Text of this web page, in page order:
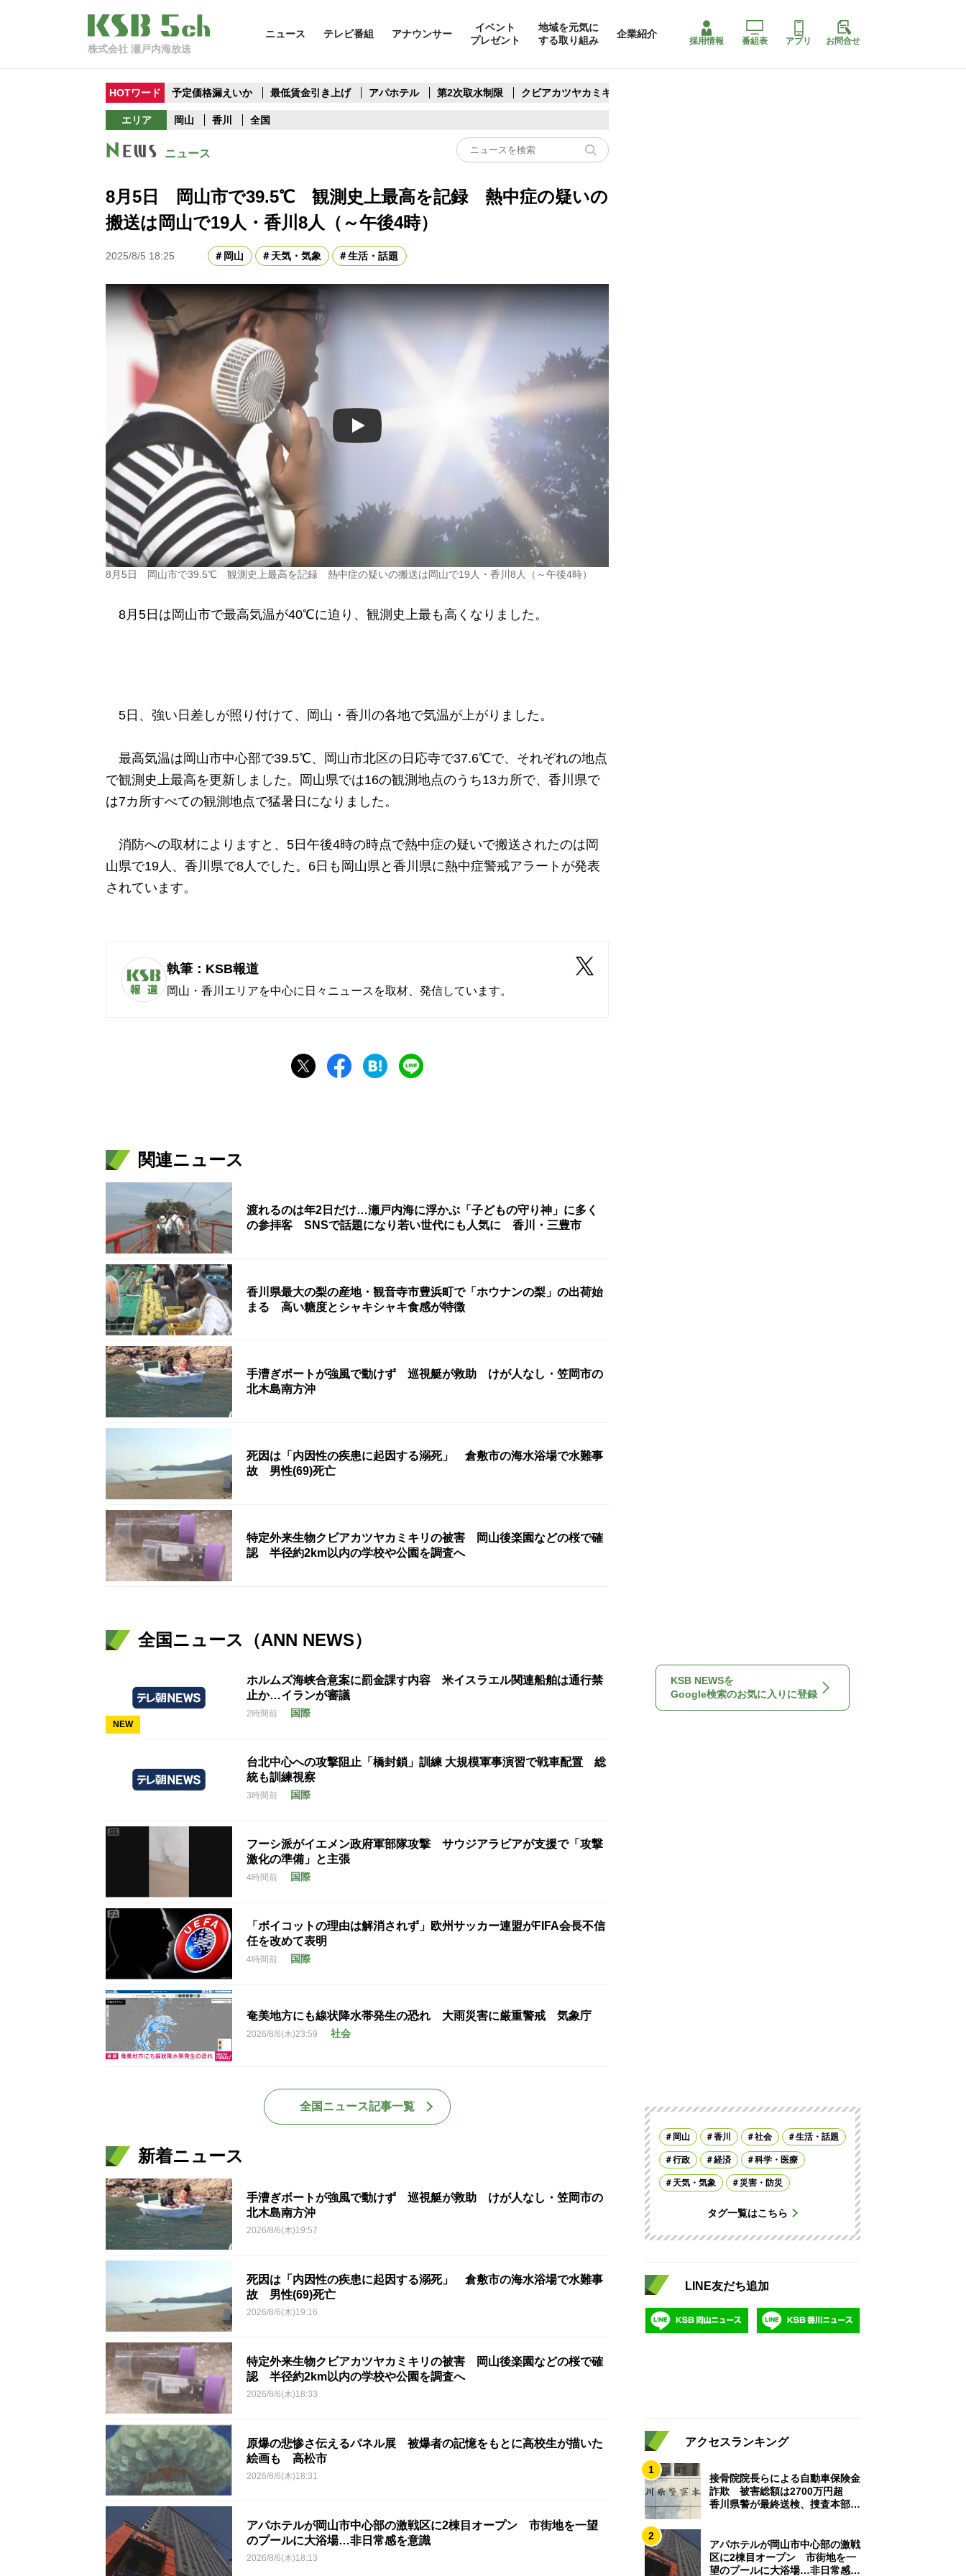
株式会社 瀬戸内海放送
ニュース テレビ番組 アナウンサー
イベント
プレゼント
地域を元気に
する取り組み
企業紹介
採用情報 番組表 アプリ お問合せ
HOTワード 予定価格漏えいか 最低賃金引き上げ アパホテル 第2次取水制限 クビアカツヤカミキリ
エリア 岡山 香川 全国
ニュース
8月5日 岡山市で39.5℃ 観測史上最高を記録 熱中症の疑いの
搬送は岡山で19人・香川8人（～午後4時）
2025/8/5 18:25 岡山 天気・気象 生活・話題
Play
8月5日 岡山市で39.5℃ 観測史上最高を記録 熱中症の疑いの搬送は岡山で19人・香川8人（～午後4時）
8月5日は岡山市で最高気温が40℃に迫り、観測史上最も高くなりました。
5日、強い日差しが照り付けて、岡山・香川の各地で気温が上がりました。
最高気温は岡山市中心部で39.5℃、岡山市北区の日応寺で37.6℃で、それぞれの地点
で観測史上最高を更新しました。岡山県では16の観測地点のうち13カ所で、香川県で
は7カ所すべての観測地点で猛暑日になりました。
消防への取材によりますと、5日午後4時の時点で熱中症の疑いで搬送されたのは岡
山県で19人、香川県で8人でした。6日も岡山県と香川県に熱中症警戒アラートが発表
されています。
執筆：KSB報道
岡山・香川エリアを中心に日々ニュースを取材、発信しています。
関連ニュース
渡れるのは年2日だけ…瀬戸内海に浮かぶ「子どもの守り神」に多く
の参拝客 SNSで話題になり若い世代にも人気に 香川・三豊市
香川県最大の梨の産地・観音寺市豊浜町で「ホウナンの梨」の出荷始
まる 高い糖度とシャキシャキ食感が特徴
手漕ぎボートが強風で動けず 巡視艇が救助 けが人なし・笠岡市の
北木島南方沖
死因は「内因性の疾患に起因する溺死」 倉敷市の海水浴場で水難事
故 男性(69)死亡
特定外来生物クビアカツヤカミキリの被害 岡山後楽園などの桜で確
認 半径約2km以内の学校や公園を調査へ
全国ニュース（ANN NEWS）
NEW
ホルムズ海峡合意案に罰金課す内容 米イスラエル関連船舶は通行禁
止か…イランが審議
2時間前 国際
台北中心への攻撃阻止「橋封鎖」訓練 大規模軍事演習で戦車配置 総
統も訓練視察
3時間前 国際
フーシ派がイエメン政府軍部隊攻撃 サウジアラビアが支援で「攻撃
激化の準備」と主張
4時間前 国際
「ボイコットの理由は解消されず」欧州サッカー連盟がFIFA会長不信
任を改めて表明
4時間前 国際
奄美地方にも線状降水帯発生の恐れ 大雨災害に厳重警戒 気象庁
2026/8/6(木)23:59 社会
全国ニュース記事一覧
新着ニュース
手漕ぎボートが強風で動けず 巡視艇が救助 けが人なし・笠岡市の
北木島南方沖
2026/8/6(木)19:57
死因は「内因性の疾患に起因する溺死」 倉敷市の海水浴場で水難事
故 男性(69)死亡
2026/8/6(木)19:16
特定外来生物クビアカツヤカミキリの被害 岡山後楽園などの桜で確
認 半径約2km以内の学校や公園を調査へ
2026/8/6(木)18:33
原爆の悲惨さ伝えるパネル展 被爆者の記憶をもとに高校生が描いた
絵画も 高松市
2026/8/6(木)18:31
アパホテルが岡山市中心部の激戦区に2棟目オープン 市街地を一望
のプールに大浴場…非日常感を意識
2026/8/6(木)18:13
KSB NEWSを
Google検索のお気に入りに登録
岡山 香川 社会 生活・話題
行政 経済 科学・医療
天気・気象 災害・防災
タグ一覧はこちら
LINE友だち追加
アクセスランキング
1
接骨院院長らによる自動車保険金
詐欺 被害総額は2700万円超
香川県警が最終送検、捜査本部解
2
アパホテルが岡山市中心部の激戦
区に2棟目オープン 市街地を一
望のプールに大浴場…非日常感を